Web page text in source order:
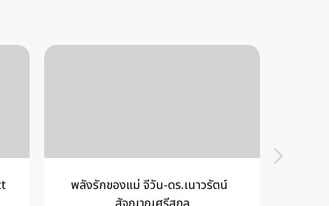
พลังรักของแม่ จีวัน-ดร.เนาวรัตน์